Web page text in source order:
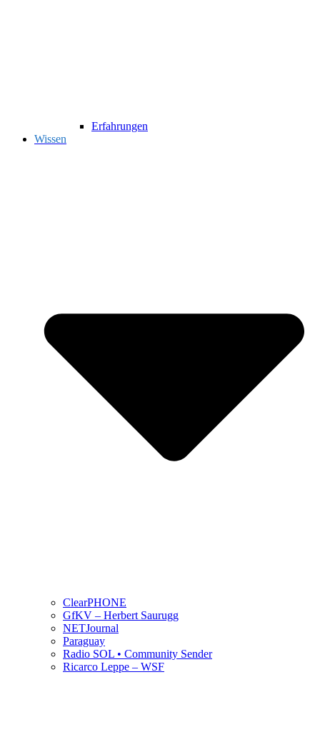
Erfahrungen
Wissen
ClearPHONE
GfKV – Herbert Saurugg
NETJournal
Paraguay
Radio SOL • Community Sender
Ricarco Leppe – WSF